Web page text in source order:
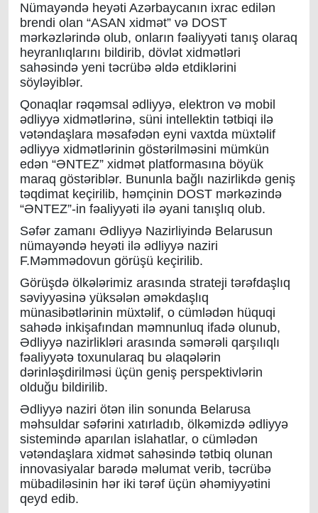
Nümayəndə heyəti Azərbaycanın ixrac edilən
brendi olan “ASAN xidmət” və DOST
mərkəzlərində olub, onların fəaliyyəti tanış olaraq
heyranlıqlarını bildirib, dövlət xidmətləri
sahəsində yeni təcrübə əldə etdiklərini
söyləyiblər.
Qonaqlar rəqəmsal ədliyyə, elektron və mobil
ədliyyə xidmətlərinə, süni intellektin tətbiqi ilə
vətəndaşlara məsafədən eyni vaxtda müxtəlif
ədliyyə xidmətlərinin göstərilməsini mümkün
edən “ƏNTEZ” xidmət platformasına böyük
maraq göstəriblər. Bununla bağlı nazirlikdə geniş
təqdimat keçirilib, həmçinin DOST mərkəzində
“ƏNTEZ”-in fəaliyyəti ilə əyani tanışlıq olub.
Səfər zamanı Ədliyyə Nazirliyində Belarusun
nümayəndə heyəti ilə ədliyyə naziri
F.Məmmədovun görüşü keçirilib.
Görüşdə ölkələrimiz arasında strateji tərəfdaşlıq
səviyyəsinə yüksələn əməkdaşlıq
münasibətlərinin müxtəlif, o cümlədən hüquqi
sahədə inkişafından məmnunluq ifadə olunub,
Ədliyyə nazirlikləri arasında səmərəli qarşılıqlı
fəaliyyətə toxunularaq bu əlaqələrin
dərinləşdirilməsi üçün geniş perspektivlərin
olduğu bildirilib.
Ədliyyə naziri ötən ilin sonunda Belarusa
məhsuldar səfərini xatırladıb, ölkəmizdə ədliyyə
sistemində aparılan islahatlar, o cümlədən
vətəndaşlara xidmət sahəsində tətbiq olunan
innovasiyalar barədə məlumat verib, təcrübə
mübadiləsinin hər iki tərəf üçün əhəmiyyətini
qeyd edib.